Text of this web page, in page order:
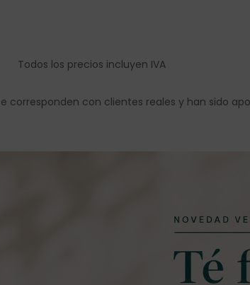
Todos los precios incluyen IVA
corresponden con clientes reales y han sido